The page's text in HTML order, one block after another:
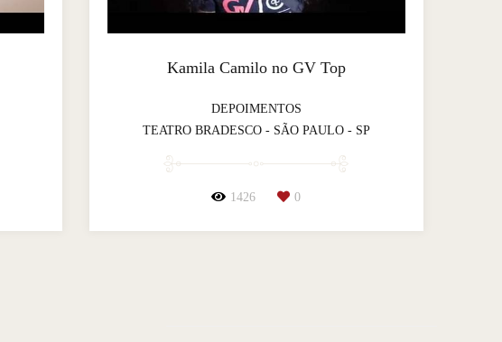
Kamila Camilo no GV Top
DEPOIMENTOS
TEATRO BRADESCO - SÃO PAULO - SP
1426 0